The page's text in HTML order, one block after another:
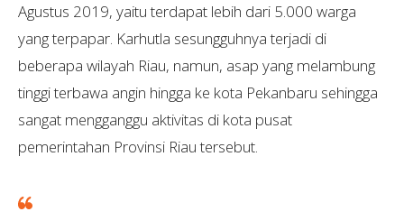
Agustus 2019, yaitu terdapat lebih dari 5.000 warga
yang terpapar. Karhutla sesungguhnya terjadi di
beberapa wilayah Riau, namun, asap yang melambung
tinggi terbawa angin hingga ke kota Pekanbaru sehingga
sangat mengganggu aktivitas di kota pusat
pemerintahan Provinsi Riau tersebut.